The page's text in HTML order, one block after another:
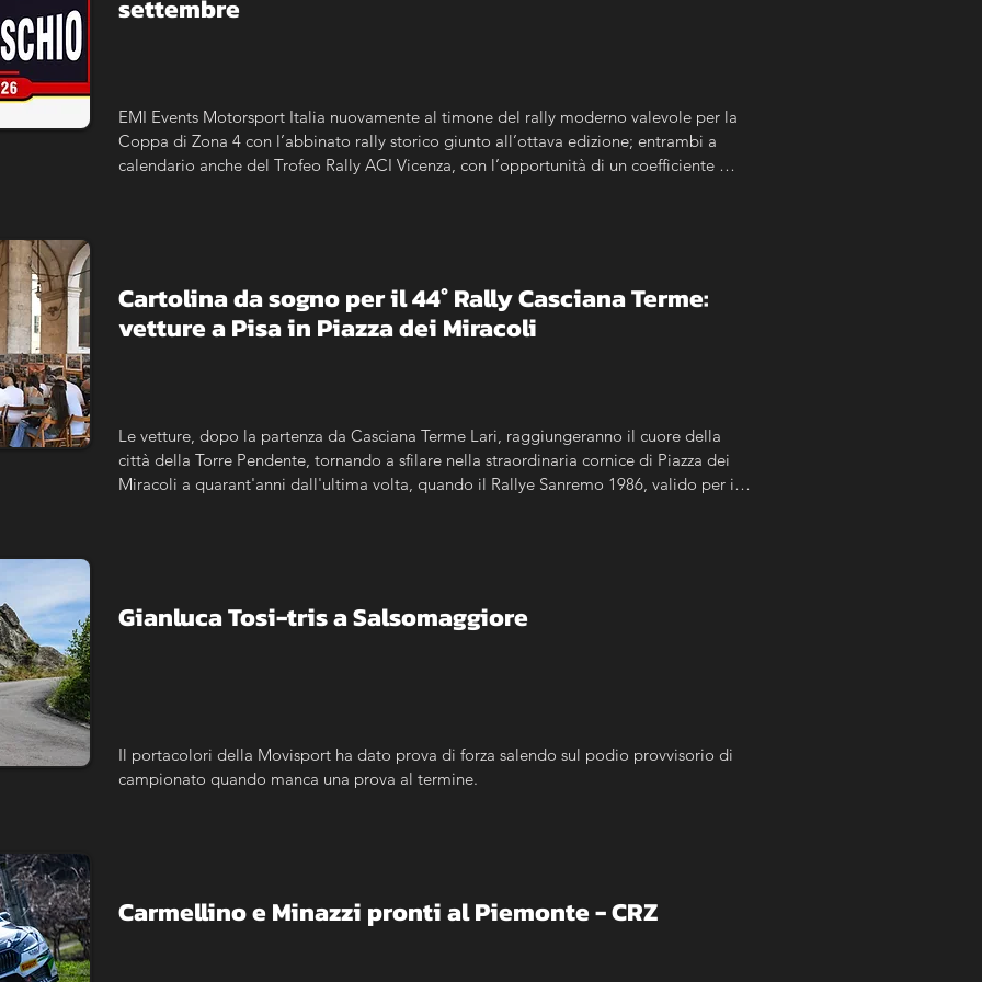
settembre
EMI Events Motorsport Italia nuovamente al timone del rally moderno valevole per la
Coppa di Zona 4 con l’abbinato rally storico giunto all’ottava edizione; entrambi a
calendario anche del Trofeo Rally ACI Vicenza, con l’opportunità di un coefficiente
Cartolina da sogno per il 44° Rally Casciana Terme:
vetture a Pisa in Piazza dei Miracoli
Le vetture, dopo la partenza da Casciana Terme Lari, raggiungeranno il cuore della
città della Torre Pendente, tornando a sfilare nella straordinaria cornice di Piazza dei
Miracoli a quarant'anni dall'ultima volta, quando il Rallye Sanremo 1986, valido per il
Gianluca Tosi-tris a Salsomaggiore
Il portacolori della Movisport ha dato prova di forza salendo sul podio provvisorio di
campionato quando manca una prova al termine.
Carmellino e Minazzi pronti al Piemonte - CRZ